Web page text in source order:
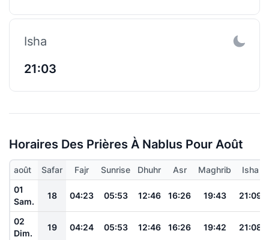
Isha
21:03
Horaires Des Prières À Nablus Pour Août
août Safar Fajr Sunrise Dhuhr Asr Maghrib
Isha
01
Sam.
18 04:23 05:53 12:46 16:26 19:43 21:09
02
Dim.
19 04:24 05:53 12:46 16:26 19:42 21:08